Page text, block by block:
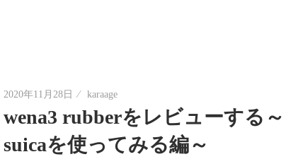
2020年11月28日 karaage
wena3 rubberをレビューする～
suicaを使ってみる編～